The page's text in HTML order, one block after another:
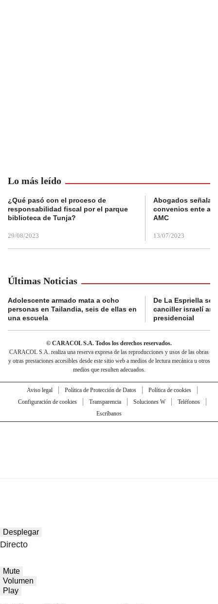
Lo más leído
¿Qué pasó con el proceso de
responsabilidad fiscal por el parque
biblioteca de Tunja?
29/08/2023
Abogados
convenios ente
AMC
13/07/2023
Últimas Noticias
Adolescente armado mata a ocho
personas en Tailandia, seis de ellas en
una escuela
De La Espriella se
canciller israelí
presidencial
© CARACOL S.A. Todos los derechos reservados.
CARACOL S.A. realiza una reserva expresa de las reproducciones y usos de las obras
y otras prestaciones accesibles desde este sitio web a medios de lectura mecánica u otros
medios que resulten adecuados.
Aviso legal Política de Protección de Datos
Política de cookies
Configuración de cookies
Transparencia Soluciones W
Teléfonos
Escríbanos
Desplegar
Directo
Mute
Volumen
Play